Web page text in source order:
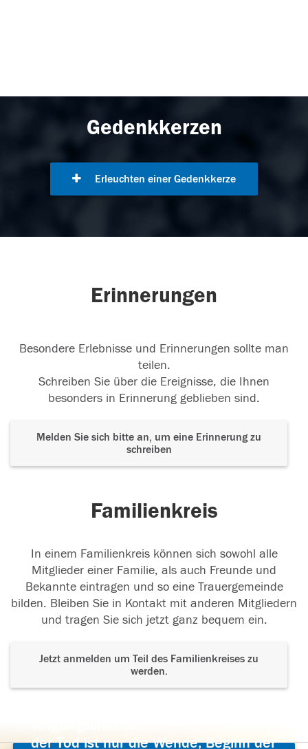
Gedenkkerzen
Erleuchten einer Gedenkkerze
Erinnerungen
Besondere Erlebnisse und Erinnerungen sollte man
teilen.
Schreiben Sie über die Ereignisse, die Ihnen
besonders in Erinnerung geblieben sind.
Melden Sie sich bitte an, um eine Erinnerung zu
schreiben
Familienkreis
In einem Familienkreis können sich sowohl alle
Mitglieder einer Familie, als auch Freunde und
Bekannte eintragen und so eine Trauergemeinde
bilden. Bleiben Sie in Kontakt mit anderen Mitgliedern
und tragen Sie sich jetzt ganz bequem ein.
Jetzt anmelden um Teil des Familienkreises zu
werden.
der Tod ist nur die Wende, Beginn der